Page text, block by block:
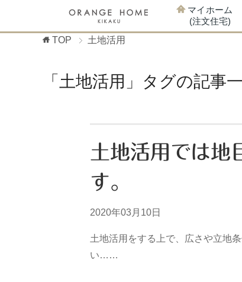
マイホーム
(注文住宅)
TOP 土地活用
「土地活用」タグの記事
土地活用では地
す。
2020年03月10日
土地活用をする上で、広さや立地
い……